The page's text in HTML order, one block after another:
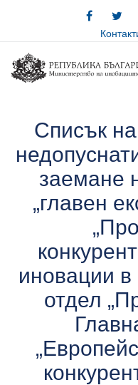
Списък
заемане
„главен
иновации в
отдел